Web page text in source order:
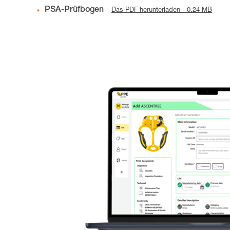
PSA-Prüfbogen Das PDF herunterladen - 0.24 MB